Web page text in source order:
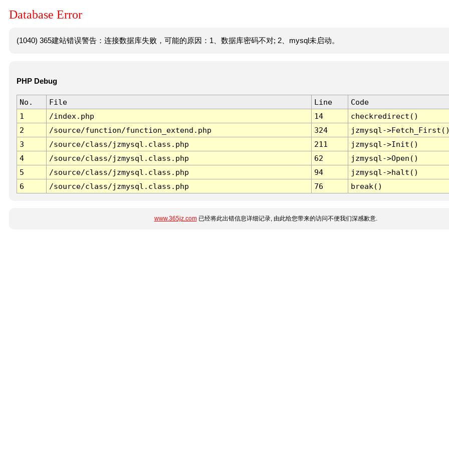
Database Error
(1040) 365建站错误警告：连接数据库失败，可能的原因：1、数据库密码不对; 2、mysql未启动。
PHP Debug
No. File Line
Code
1
/index.php 14
checkredirect()
2
/source/function/function_extend.php 324
jzmysql-
3
/source/class/jzmysql.class.php 211
jzmysql->Init()
4
/source/class/jzmysql.class.php 62
jzmysql->Open()
5
/source/class/jzmysql.class.php 94
jzmysql->halt()
6
/source/class/jzmysql.class.php 76 break()
www.365jz.com已经将此出错信息详细记录, 由此给您带来的访问不便我们深感歉意.